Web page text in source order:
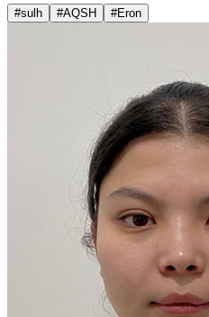
#sulh #AQSH #Eron